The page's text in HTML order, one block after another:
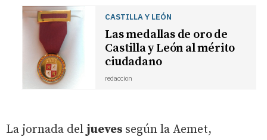
CASTILLA Y LEÓN
Las medallas de oro de
Castilla y León al mérito
ciudadano
redaccion
La jornada del jueves según la Aemet,